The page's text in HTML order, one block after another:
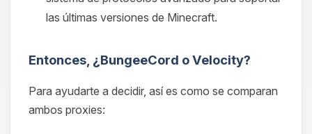
las últimas versiones de Minecraft.
Entonces, ¿BungeeCord o Velocity?
Para ayudarte a decidir, así es como se comparan
ambos proxies: